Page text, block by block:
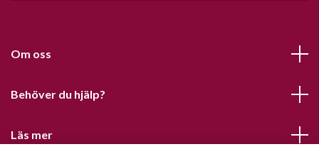
Om oss
Behöver du hjälp?
Läs mer